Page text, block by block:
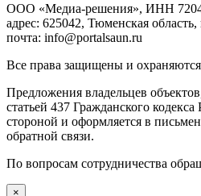
ООО «Медиа-решения», ИНН
адрес: 625042, Тюменская
почта: info@portalsaun.ru
Вce прaвa зaщищeны и
Предложения владельцев
статьей 437 Гражданского
стороной и оформляется в
обратной связи.
По вопросам сотрудничества
×